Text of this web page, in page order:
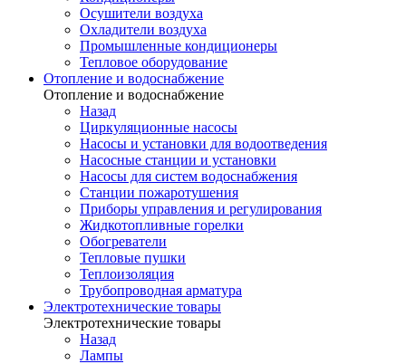
Осушители воздуха
Охладители воздуха
Промышленные кондиционеры
Тепловое оборудование
Отопление и водоснабжение
Отопление и водоснабжение
Назад
Циркуляционные насосы
Насосы и установки для водоотведения
Насосные станции и установки
Насосы для систем водоснабжения
Станции пожаротушения
Приборы управления и регулирования
Жидкотопливные горелки
Обогреватели
Тепловые пушки
Теплоизоляция
Трубопроводная арматура
Электротехнические товары
Электротехнические товары
Назад
Лампы